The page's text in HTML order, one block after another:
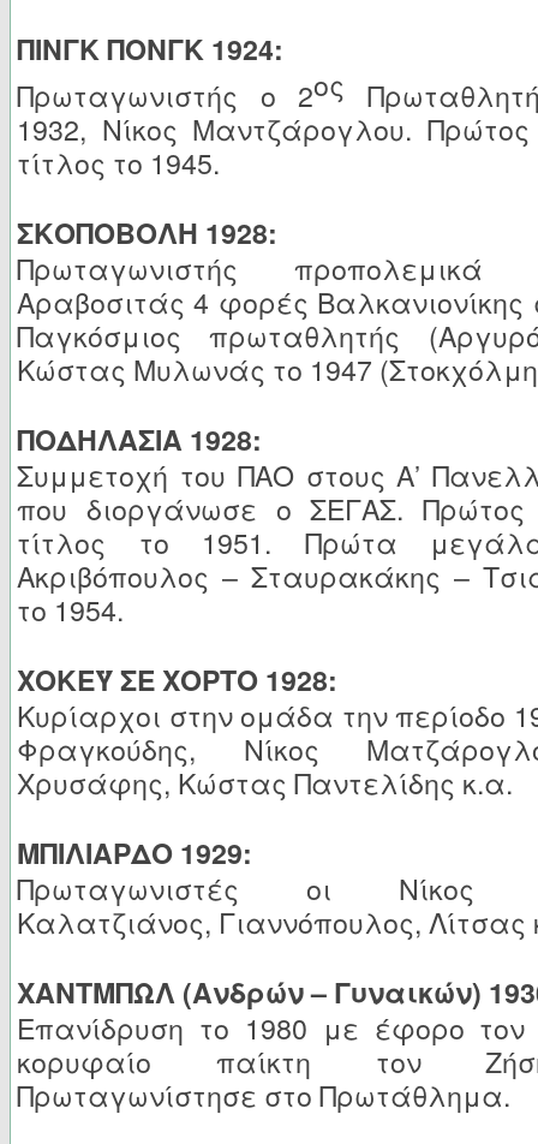
ΠΙΝΓΚ ΠΟΝΓΚ 1924:
Πρωταγωνιστής ο 2ος
1932, Νίκος Μαντζάρογλου.
τίτλος το 1945.
ΣΚΟΠΟΒΟΛΗ 1928:
Πρωταγωνιστής
Αραβοσιτάς 4 φορές
Παγκόσμιος πρωταθλητής
Κώστας Μυλωνάς το 1947
ΠΟΔΗΛΑΣΙΑ 1928:
Συμμετοχή του ΠΑΟ στους Α’
που διοργάνωσε ο ΣΕΓΑΣ. Πρώτος
τίτλος το 1951. Πρώτα
Ακριβόπουλος – Σταυρακάκης –
το 1954.
ΧΟΚΕΫ ΣΕ ΧΟΡΤΟ 1928:
Κυρίαρχοι στην ομάδα την περίοδο
Φραγκούδης, Νίκος
Χρυσάφης, Κώστας Παντελίδης κ.α.
ΜΠΙΛΙΑΡΔΟ 1929:
Πρωταγωνιστές οι Νίκος
Καλατζιάνος, Γιαννόπουλος, Λίτσας
ΧΑΝΤΜΠΩΛ (Ανδρών – Γυναικών)
Επανίδρυση το 1980 με έφορο
κορυφαίο παίκτη τον
Πρωταγωνίστησε στο Πρωτάθλημα.